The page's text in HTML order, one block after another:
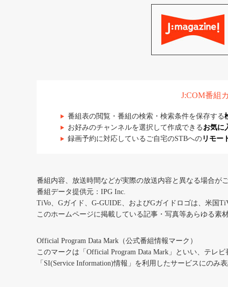
J:COM番組
番組表の閲覧・番組の検索・検索条件を保存する
お好みのチャンネルを選択して作成できる お気に
録画予約に対応しているご自宅のSTBへの リモー
番組内容、放送時間などが実際の放送内容と異なる場合が
番組データ提供元：IPG Inc.
TiVo、Gガイド、G-GUIDE、およびGガイドロゴは、米国
このホームページに掲載している記事・写真等あらゆる素
Official Program Data Mark（公式番組情報マーク）
このマークは「Official Program Data Mark」といい、テレ
「SI(Service Information)情報」を利用したサービスにのみ